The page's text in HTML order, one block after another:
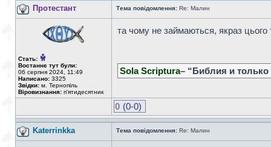
Протестант Тема повідомлення: Re: Малин
Стать:
Востаннє тут були:
06 серпня 2024, 11:49
Написано: 3325
Звідки: м. Тернопіль
Віровизнання: п'ятидесятник
та чому не займаються, якраз
Sola Scriptura– “Библия и
0 (0-0)
Katerrinkka Тема повідомлення: Re: Малин